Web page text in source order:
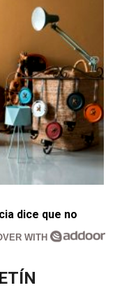
dice que no
WITH